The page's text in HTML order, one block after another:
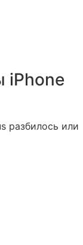
iPhone
разбилось или